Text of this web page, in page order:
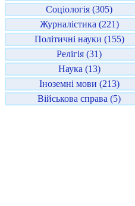
Соціологія (305)
Журналістика (221)
Політичні науки (155)
Релігія (31)
Наука (13)
Іноземні мови (213)
Військова справа (5)